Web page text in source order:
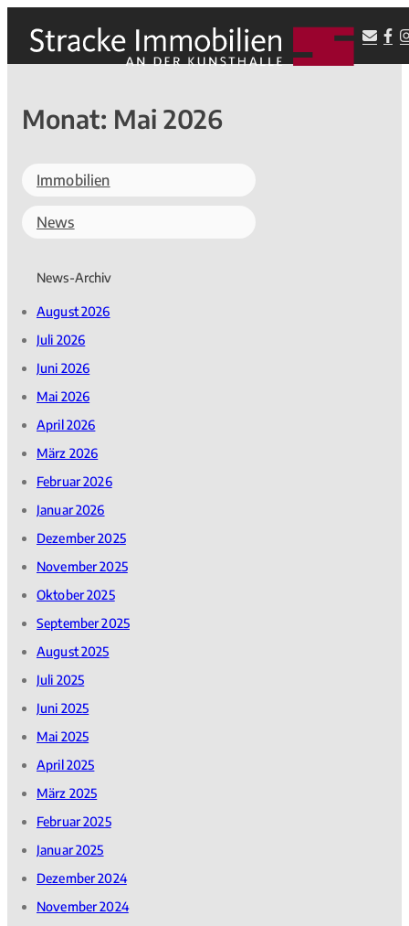
Monat: Mai 2026
Immobilien
News
News-Archiv
August 2026
Juli 2026
Juni 2026
Mai 2026
April 2026
März 2026
Februar 2026
Januar 2026
Dezember 2025
November 2025
Oktober 2025
September 2025
August 2025
Juli 2025
Juni 2025
Mai 2025
April 2025
März 2025
Februar 2025
Januar 2025
Dezember 2024
November 2024